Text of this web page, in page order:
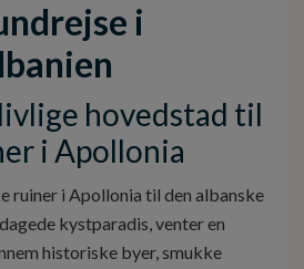
i
hovedstad til
i Apollonia
ruiner i Apollonia til den albanske
kystparadis, venter en
historiske byer, smukke